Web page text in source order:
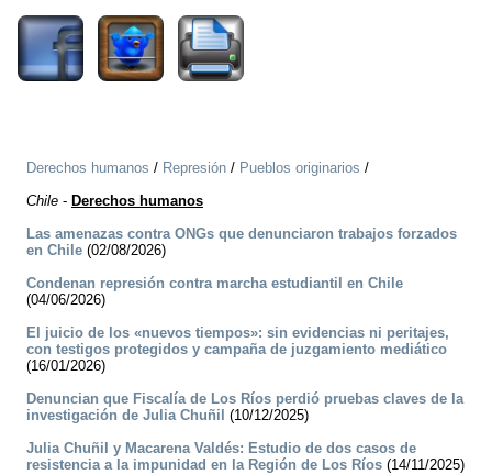
Derechos humanos / Represión / Pueblos originarios /
Chile - Derechos humanos
Las amenazas contra ONGs que denunciaron trabajos forzados
en Chile (02/08/2026)
Condenan represión contra marcha estudiantil en Chile
(04/06/2026)
El juicio de los «nuevos tiempos»: sin evidencias ni peritajes,
con testigos protegidos y campaña de juzgamiento mediático
(16/01/2026)
Denuncian que Fiscalía de Los Ríos perdió pruebas claves de la
investigación de Julia Chuñil (10/12/2025)
Julia Chuñil y Macarena Valdés: Estudio de dos casos de
resistencia a la impunidad en la Región de Los Ríos (14/11/2025)